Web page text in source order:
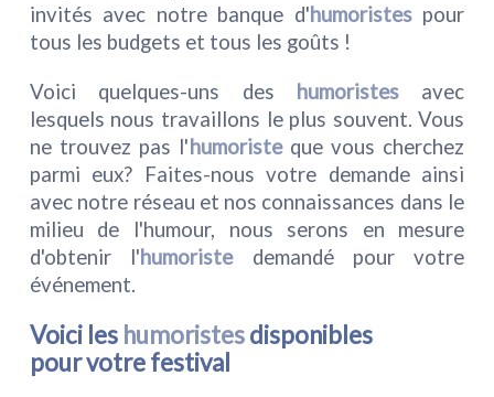
invités avec notre banque d'humoristespour
tous les budgets et tous les goûts !
Voici quelques-uns des humoristesavec
lesquels nous travaillons le plus souvent. Vous
ne trouvez pas l'humoristeque vous cherchez
parmi eux? Faites-nous votre demande ainsi
avec notre réseau et nos connaissances dans le
milieu de l'humour, nous serons en mesure
d'obtenir l'humoristedemandé pour votre
événement.
Voici les humoristesdisponibles
pour votre festival